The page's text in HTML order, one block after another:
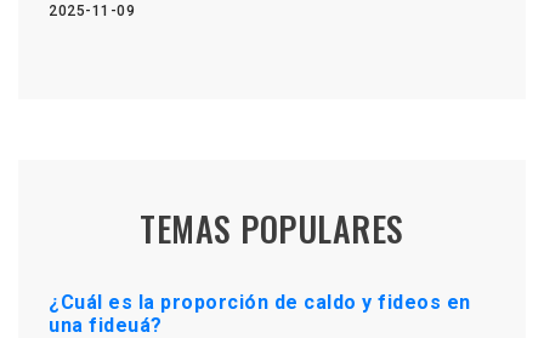
2025-11-09
TEMAS POPULARES
¿Cuál es la proporción de caldo y fideos en
una fideuá?